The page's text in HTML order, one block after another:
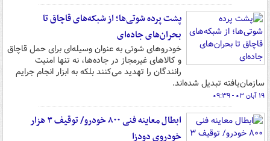
پشت پرده شوتی‌ها؛ از شبکه‌های قاچاق تا
بحران‌های جاده‌ای
خودروهای شوتی به عنوان وسیله‌ای برای حمل قاچاق
و کالاهای غیرمجاز در جاده‌ها، نه تنها امنیت
رانندگان را تهدید می‌کنند بلکه به ابزار انجام جرایم
سازمان‌یافته تبدیل شده‌اند.
۱۹ آبان ۰۳ - ۰۹:۳۹
ابطال معاینه فنی ۸۰۰ خودرو/ توقیف ۳ هزار
خودروی دودزا